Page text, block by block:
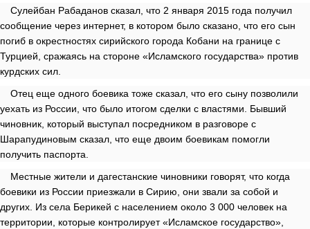
Сулейбан Рабаданов сказал, что 2 января 2015 года получил
сообщение через интернет, в котором было сказано, что его сын
погиб в окрестностях сирийского города Кобани на границе с
Турцией, сражаясь на стороне «Исламского государства» против
курдских сил.
Отец еще одного боевика тоже сказал, что его сыну позволили
уехать из России, что было итогом сделки с властями. Бывший
чиновник, который выступал посредником в разговоре с
Шарапудиновым сказал, что еще двоим боевикам помогли
получить паспорта.
Местные жители и дагестанские чиновники говорят, что когда
боевики из России приезжали в Сирию, они звали за собой и
других. Из села Берикей с населением около 3 000 человек на
территории, которые контролирует «Исламское государство»,